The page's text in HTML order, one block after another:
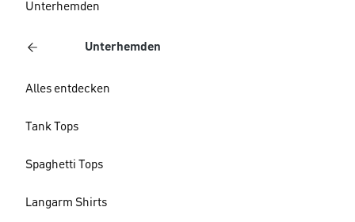
Unterhemden
Unterhemden
Alles entdecken
Tank Tops
Spaghetti Tops
Langarm Shirts